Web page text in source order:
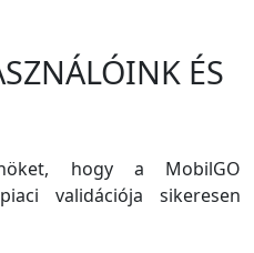
ÉS
hogy a MobilGO
validációja sikeresen